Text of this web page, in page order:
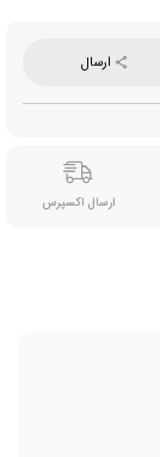
ارسال
ارسال اکسپرس